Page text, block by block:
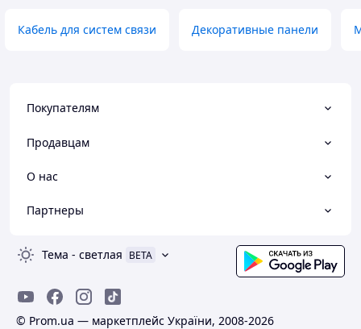
Кабель для систем связи Декоративные панели
Покупателям
Продавцам
О нас
Партнеры
Тема - светлая BETA
© Prom.ua — маркетплейс України, 2008-2026